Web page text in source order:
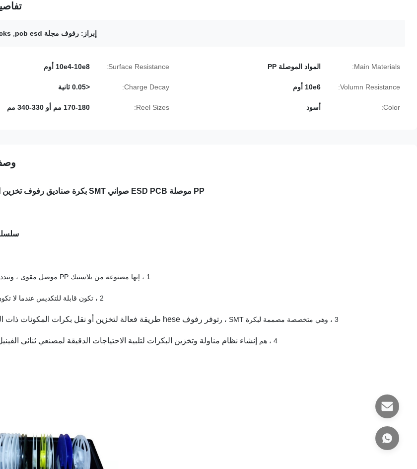
إبراز: رفوف مجلة pcb esd
Main Materials: المواد الموصلة PP Surface Resistance: 10e4-10e8 أوم
Volumn Resistance: 10e6 أوم Charge Decay: <0.05 ثانية
Color: أسود Reel Sizes: 170-180 مم أو 330-340 مم
PP موصلة ESD PCB صواني SMT بكرة صناديق رفوف تخزين الرف 3 أحجام
سلسلة
1 ، إنها مصنوعة من بلاستيك PP موصل مقوى ، وتبدد ثابتًا بشكل دائم
2 ، تكون قابلة للتكديس عندما لا تكون قيد الاستخدام
3 ، وهي متخصصة مصممة لبكرة SMT ، ر توفر رفوف hese طريقة فعالة لتخزين أو نقل بكرات المكونات ذات الحجم القياسي
4 ، هم إنشاء نظام مناولة وتخزين البكرات لتلبية الاحتياجات الدقيقة لمصنعي ثنائي